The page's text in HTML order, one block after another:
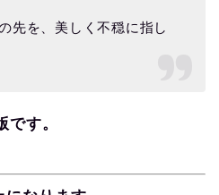
先を、美しく不穏に指し
す。